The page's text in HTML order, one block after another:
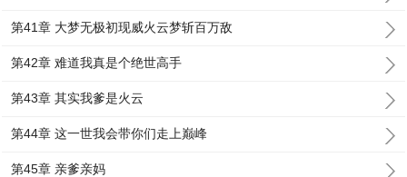
第41章 大梦无极初现威火云梦斩百万敌
第42章 难道我真是个绝世高手
第43章 其实我爹是火云
第44章 这一世我会带你们走上巅峰
第45章 亲爹亲妈